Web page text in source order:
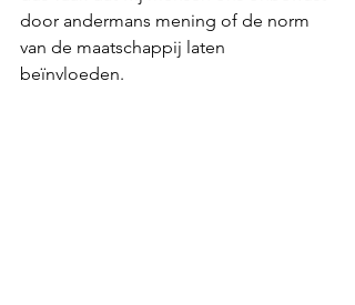
door andermans mening of de norm
van de maatschappij laten
beïnvloeden.